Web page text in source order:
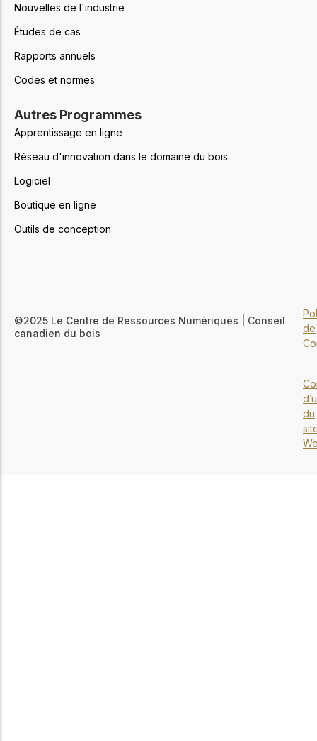
Nouvelles de l'industrie
Études de cas
Rapports annuels
Codes et normes
Autres Programmes
Apprentissage en ligne
Réseau d'innovation dans le domaine du bois
Logiciel
Boutique en ligne
Outils de conception
©2025 Le Centre de Ressources Numériques | Conseil
canadien du bois
de
du